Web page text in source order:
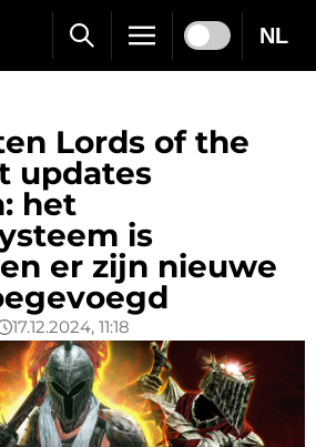
NL
Lords of the
updates
het
is
er zijn nieuwe
17.12.2024, 11:18